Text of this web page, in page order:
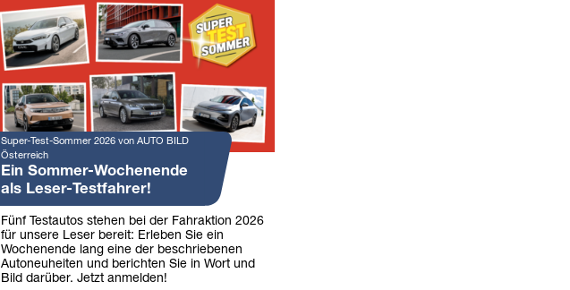
Super-Test-Sommer 2026 von AUTO BILD
Österreich
Ein Sommer-Wochenende
als Leser-Testfahrer!
Fünf Testautos stehen bei der Fahraktion 2026
für unsere Leser bereit: Erleben Sie ein
Wochenende lang eine der beschriebenen
Autoneuheiten und berichten Sie in Wort und
Bild darüber. Jetzt anmelden!